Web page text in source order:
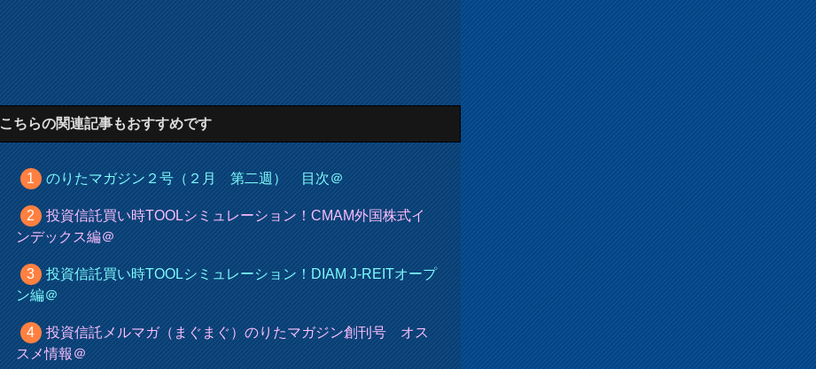
こちらの関連記事もおすすめです
のりたマガジン２号（２月 第二週） 目次＠
投資信託買い時TOOLシミュレーション！CMAM外国株式イ
ンデックス編＠
投資信託買い時TOOLシミュレーション！DIAM J-REITオープ
ン編＠
投資信託メルマガ（まぐまぐ）のりたマガジン創刊号 オス
スメ情報＠